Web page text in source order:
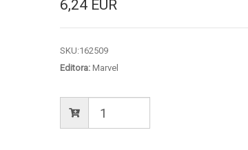
6,24 EUR
SKU:162509
Editora:Marvel